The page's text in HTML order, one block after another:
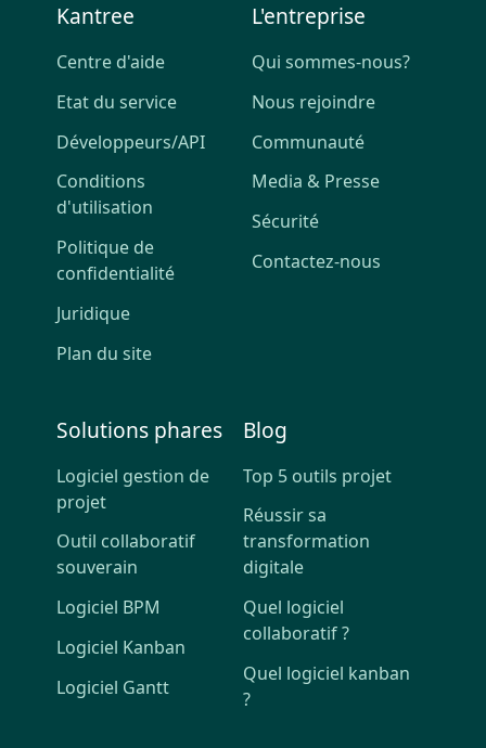
Kantree
Centre d'aide
Etat du service
Développeurs/API
Conditions
d'utilisation
Politique de
confidentialité
Juridique
Plan du site
L'entreprise
Qui sommes-nous?
Nous rejoindre
Communauté
Media & Presse
Sécurité
Contactez-nous
Solutions phares
Logiciel gestion de
projet
Outil collaboratif
souverain
Logiciel BPM
Logiciel Kanban
Logiciel Gantt
Blog
Top 5 outils projet
Réussir sa
transformation
digitale
Quel logiciel
collaboratif ?
Quel logiciel kanban
?